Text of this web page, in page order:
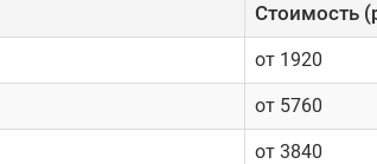
Cтоимость
от 1920
от 5760
от 3840